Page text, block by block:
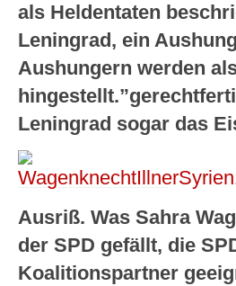
als Heldentaten
Leningrad, ein
Aushungern werden
Leningrad sogar das
Ausriß. Was Sahra
der SPD gefällt, die
Koalitionspartner